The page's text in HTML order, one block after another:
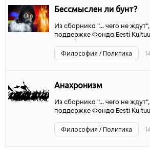
Бессмыслен ли бунт?
Из сборника "... чего не
поддержке Фонда Eesti
Философия / Политика
Анахронизм
Из сборника "... чего не
поддержке Фонда Eesti
Философия / Политика